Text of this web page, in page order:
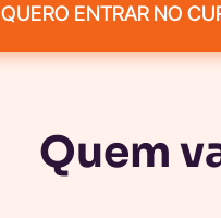
QUERO ENTRAR NO
Quem